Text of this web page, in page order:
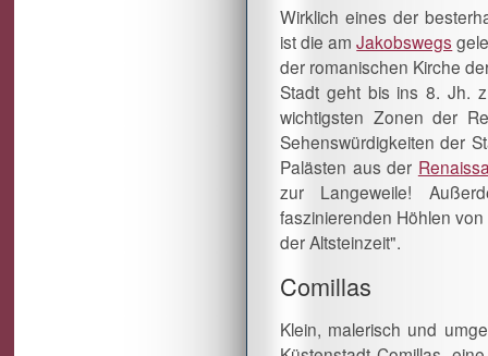
Wirklich eines der
ist die amJakobswegs
der romanischen Kirche
Stadt geht bis ins 8. Jh.
wichtigsten Zonen der
Sehenswürdigkeiten der
Palästen aus der
zur Langeweile!
faszinierenden Höhlen
der Altsteinzeit".
Comillas
Klein, malerisch und